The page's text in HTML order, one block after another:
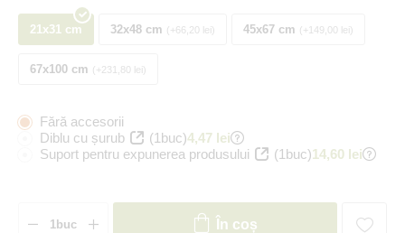
21x31 cm 32x48 cm +66,20 lei 45x67 cm +149,00 lei
67x100 cm +231,80 lei
Fără accesorii
Diblu cu șurub
(1buc)4,47 lei
Suport pentru expunerea produsului
(1buc)14,60 lei
În coș